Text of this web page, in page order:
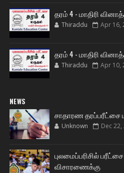
தரம் 4 - மாதிரி
Thiraddu Apr 16,
தரம் 4 - மாதிரி
Thiraddu Apr 10,
NEWS
சாதாரண தரப்பரீட்சை
Unknown Dec 22,
புலமைப்பரிசில்
விசாரணைக்கு